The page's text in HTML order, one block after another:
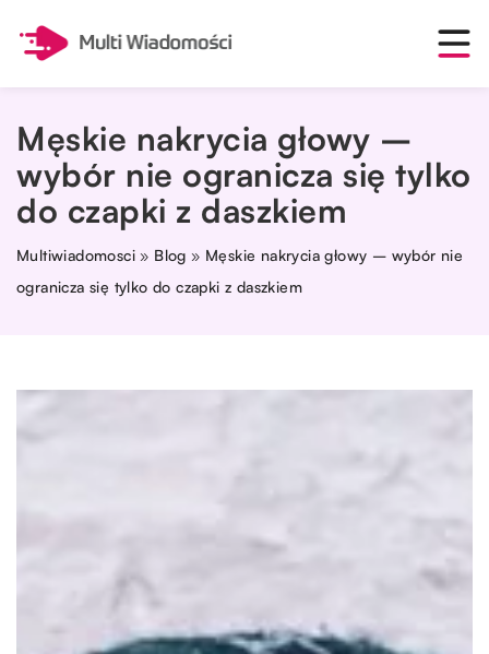
Męskie nakrycia głowy –
wybór nie ogranicza się tylko
do czapki z daszkiem
Multiwiadomosci » Blog » Męskie nakrycia głowy – wybór nie
ogranicza się tylko do czapki z daszkiem